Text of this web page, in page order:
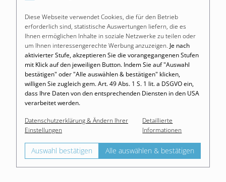
Diese Webseite verwendet Cookies, die für den Betrieb
erforderlich sind, statistische Auswertungen liefern, die es
Ihnen ermöglichen Inhalte in soziale Netzwerke zu teilen oder
um Ihnen interessengerechte Werbung anzuzeigen. Je nach
aktivierter Stufe, akzeptieren Sie die vorangegangenen Stufen
mit Klick auf den jeweiligen Button. Indem Sie auf "Auswahl
bestätigen" oder "Alle auswählen & bestätigen" klicken,
willigen Sie zugleich gem. Art. 49 Abs. 1 S. 1 lit. a DSGVO ein,
dass Ihre Daten von den entsprechenden Diensten in den USA
verarbeitet werden.
Datenschutzerklärung & Ändern Ihrer
Einstellungen
Detaillierte
Informationen
Auswahl bestätigen Alle auswählen & bestätigen